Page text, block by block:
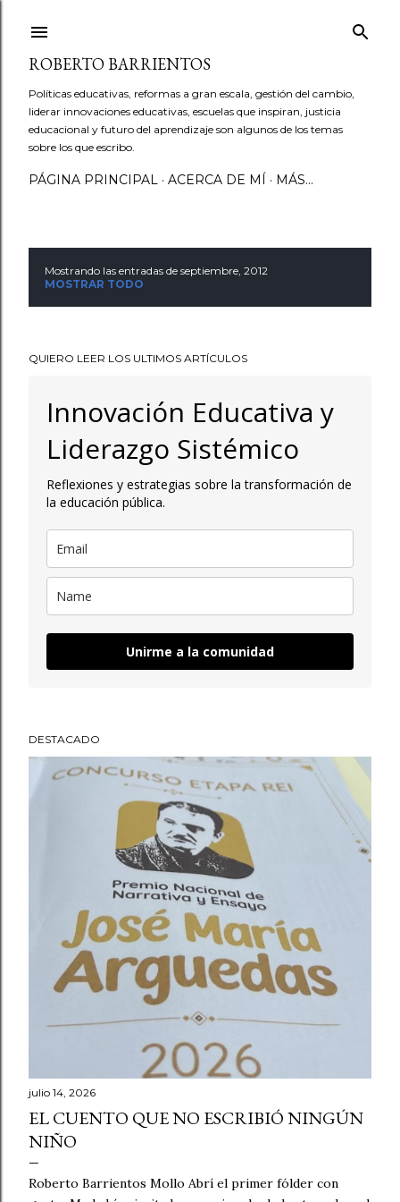
ROBERTO BARRIENTOS
Políticas educativas, reformas a gran escala, gestión del cambio,
liderar innovaciones educativas, escuelas que inspiran, justicia
educacional y futuro del aprendizaje son algunos de los temas
sobre los que escribo.
PÁGINA PRINCIPAL ACERCA DE MÍ MÁS…
t
Mostrando las entradas de septiembre, 2012
MOSTRAR TODO
QUIERO LEER LOS ULTIMOS ARTÍCULOS
Innovación Educativa y
Liderazgo Sistémico
Reflexiones y estrategias sobre la transformación de
la educación pública.
Unirme a la comunidad
DESTACADO
julio 14, 2026
EL CUENTO QUE NO ESCRIBIÓ NINGÚN
NIÑO
Roberto Barrientos Mollo Abrí el primer fólder con